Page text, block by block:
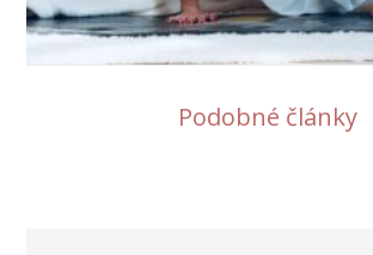
Podobné články